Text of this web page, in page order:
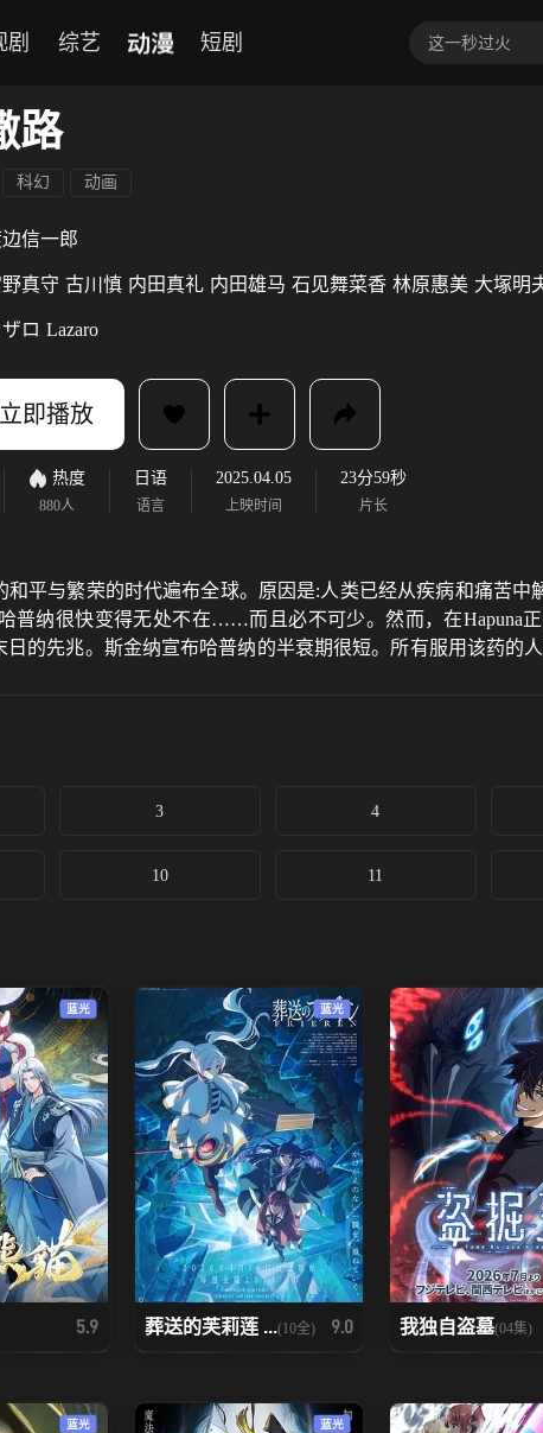
剧 综艺 动漫 短剧
路
科幻 动画
信一郎
真守 古川慎 内田真礼 内田雄马 石见舞菜香 林原惠美 大塚明
ロ Lazaro
立即播放
热度
880人
日语
语言
2025.04.05
上映时间
23分59秒
片长
与繁荣的时代遍布全球。原因是:人类已经从疾病和痛苦中
纳很快变得无处不在……而且必不可少。然而，在
的先兆。斯金纳宣布哈普纳的半衰期很短。所有服用该药的
3 4
10 11
蓝光
5.9
蓝光
葬送的芙莉莲 ...(10全) 9.0 我独自盗墓(04集)
蓝光 蓝光